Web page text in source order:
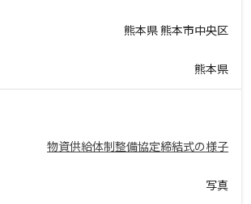
熊本県 熊本市中央区
熊本県
物資供給体制整備協定締結式の様子
写真